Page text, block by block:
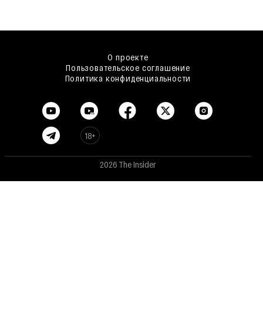
О проекте
Пользовательское соглашение
Политика конфиденциальности
18+
2026 The Insider